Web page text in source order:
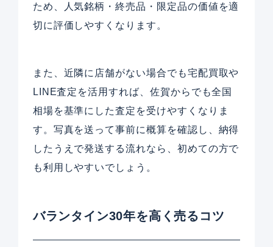
ため、人気銘柄・終売品・限定品の価値を適
切に評価しやすくなります。
また、近隣に店舗がない場合でも宅配買取や
LINE査定を活用すれば、佐賀からでも全国
相場を基準にした査定を受けやすくなりま
す。写真を送って事前に概算を確認し、納得
したうえで発送する流れなら、初めての方で
も利用しやすいでしょう。
バランタイン30年を高く売るコツ